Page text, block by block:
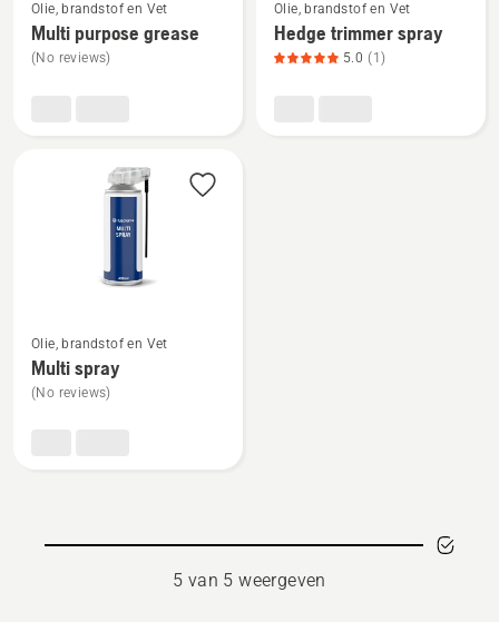
meer
details
over
Olie, brandstof en Vet
Multi purpose grease
(No reviews)
meer
details
over
Olie, brandstof en Vet
Hedge trimmer spray
5.0 (1)
meer
details
over
Olie, brandstof en Vet
Multi spray
(No reviews)
5 van 5 weergeven